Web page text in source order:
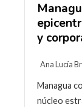
y
Ana Lucía
Managua
núcleo